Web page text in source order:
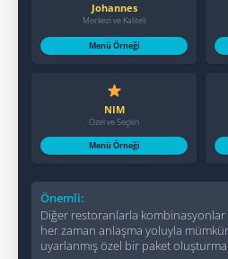
Johannes
Merkezi ve Kaliteli
Menü Örneği
NIM
Özel ve Seçkin
Menü Örneği
Önemli:
Diğer restoranlarla
her zaman anlaşma yoluyla
uyarlanmış özel bir paket